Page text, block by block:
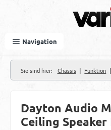
Navigation
Sie sind hier: Chassis | Funktion |
Dayton Audio
Ceiling Speaker